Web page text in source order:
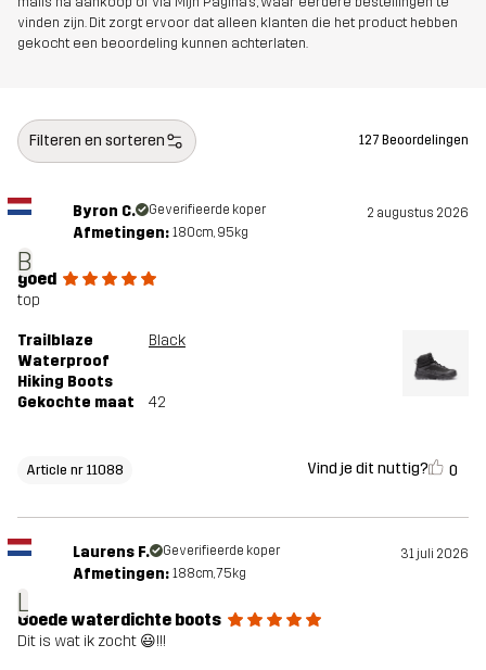
onze maattabel om de perfecte maat te vinden!
Middenzool 100% Ethylene-vinyl Acetate
Buitenzool 100% Rubber
Gewicht
voor
Artikelnummer 11088_2013
vinden zijn. Dit zorgt ervoor dat alleen klanten die het product hebben
gekocht een beoordeling kunnen achterlaten.
Filteren en sorteren 127 Beoordelingen
B
Byron C. Geverifieerde koper 2 augustus 2026
Afmetingen: 180cm, 95kg
goed
top
Trailblaze
Waterproof
Hiking Boots
Black
Gekochte maat 42
Article nr 11088 Vind je dit nuttig? 0
L
Laurens F. Geverifieerde koper 31 juli 2026
Afmetingen: 188cm, 75kg
Goede waterdichte boots
Dit is wat ik zocht 😃!!!